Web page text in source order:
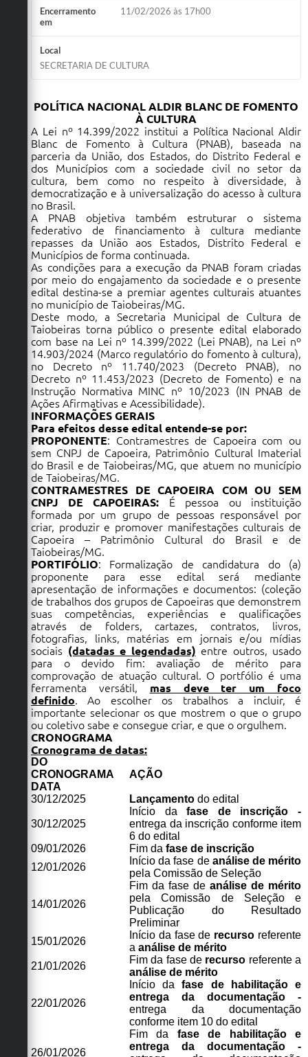
Links
Telefones Úteis
Contato
Sala M. do Empreendedor
Secretarias
Encerramento
em
11/02/2026 às 17h00
Local
SECRETARIA DE CULTURA
POLÍTICA NACIONAL ALDIR BLANC DE FOMENTO
À CULTURA
A Lei nº 14.399/2022 institui a Política Nacional Aldir
Blanc de Fomento à Cultura (PNAB), baseada na
parceria da União, dos Estados, do Distrito Federal e
dos Municípios com a sociedade civil no setor da
cultura, bem como no respeito à diversidade, à
democratização e à universalização do acesso à cultura
no Brasil.
A PNAB objetiva também estruturar o sistema
federativo de financiamento à cultura mediante
repasses da União aos Estados, Distrito Federal e
Municípios de forma continuada.
As condições para a execução da PNAB foram criadas
por meio do engajamento da sociedade e o presente
edital destina-se a premiar agentes culturais atuantes
no município de Taiobeiras/MG.
Deste modo, a Secretaria Municipal de Cultura de
Taiobeiras torna público o presente edital elaborado
com base na Lei nº 14.399/2022 (Lei PNAB), na Lei nº
14.903/2024 (Marco regulatório do fomento à cultura),
no Decreto nº 11.740/2023 (Decreto PNAB), no
Decreto nº 11.453/2023 (Decreto de Fomento) e na
Instrução Normativa MINC nº 10/2023 (IN PNAB de
Ações Afirmativas e Acessibilidade).
INFORMAÇÕES GERAIS
Para efeitos desse edital entende-se por:
PROPONENTE: Contramestres de Capoeira com ou
sem CNPJ de Capoeira, Patrimônio Cultural Imaterial
do Brasil e de Taiobeiras/MG, que atuem no município
de Taiobeiras/MG.
CONTRAMESTRES DE CAPOEIRA COM OU SEM
CNPJ DE CAPOEIRAS: É pessoa ou instituição
formada por um grupo de pessoas responsável por
criar, produzir e promover manifestações culturais de
Capoeira – Patrimônio Cultural do Brasil e de
Taiobeiras/MG.
PORTIFÓLIO: Formalização de candidatura do (a)
proponente para esse edital será mediante
apresentação de informações e documentos: (coleção
de trabalhos dos grupos de Capoeiras que demonstrem
suas competências, experiências e qualificações
através de folders, cartazes, contratos, livros,
fotografias, links, matérias em jornais e/ou mídias
sociais (datadas e legendadas) entre outros, usado
para o devido fim: avaliação de mérito para
comprovação de atuação cultural. O portfólio é uma
ferramenta versátil, mas deve ter um foco
definido. Ao escolher os trabalhos a incluir, é
importante selecionar os que mostrem o que o grupo
ou coletivo sabe e consegue criar, e que o orgulhem.
CRONOGRAMA
Cronograma de datas:
DO
CRONOGRAMA
DATA
AÇÃO
30/12/2025 Lançamento do edital
30/12/2025
Início dafase de inscrição -
entrega da inscrição conforme item
6 do edital
09/01/2026
Fim da fase de inscrição
12/01/2026
Início da fase de análise de mérito
pela Comissão de Seleção
14/01/2026
Fim da fase de análise de mérito
pela Comissão de Seleção e
Publicação do Resultado
Preliminar
15/01/2026
Início da fase de recurso referente
a análise de mérito
21/01/2026
Fim da fase de recurso referente a
análise de mérito
22/01/2026
Início dafase de habilitação e
entrega da documentação -
entrega da documentação
conforme item 10 do edital
26/01/2026
Fim da fase de habilitação e
entrega da documentação -